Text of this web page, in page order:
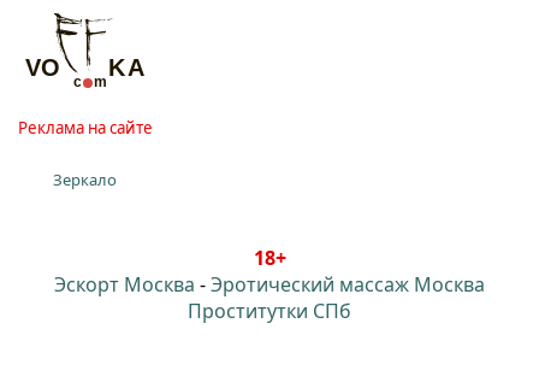
Реклама на сайте
Зеркало
18+
Эскорт Москва -Эротический массаж Москва
Проститутки СПб